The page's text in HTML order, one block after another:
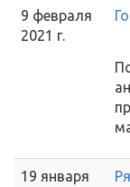
9 февраля
2021 г.
19 января